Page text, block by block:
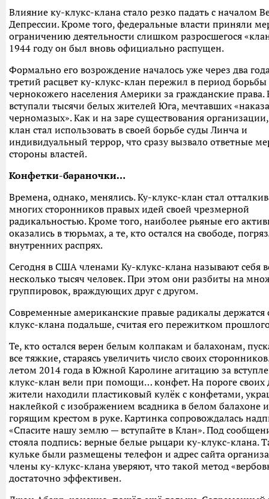
Влияние ку-клукс-клана стало резко падать с началом
Депрессии. Кроме того, федеральные власти приняли
ограничению деятельности слишком разросшегося
1944 году он был вновь официально распущен.
Формально его возрождение началось уже через два
третий расцвет ку-клукс-клан пережил в период борьбы
чернокожего населения Америки за гражданские права.
вступали тысячи белых жителей Юга, мечтавших
черномазых». Как и на заре существования
клан стал использовать в своей борьбе суды Линча и
индивидуальный террор, что сразу вызвало ответные
стороны властей.
Конфетки-бараночки…
Времена, однако, менялись. Ку-клукс-клан стал
многих сторонников правых идей своей чрезмерной
радикальностью. Кроме того, наиболее рьяные его
оказались в тюрьмах, а те, кто остался на свободе,
внутренних распрях.
Сегодня в США членами Ку-клукс-клана называют себя
несколько тысяч человек. При этом они разбиты на
группировок, враждующих друг с другом.
Современные американские правые радикалы держатся
клукс-клана подальше, считая его пережитком
Те, кто остался верен белым колпакам и балахонам,
все тяжкие, стараясь увеличить число своих
летом 2014 года в Южной Каролине агитацию за
клукс-клан вели при помощи… конфет. На пороге своих
жители находили пластиковый кулёк с конфетами,
наклейкой с изображением всадника в белом балахоне
горящим крестом в руке. Картинка сопровождалась
«Спасите нашу землю — вступайте в Клан». Под
стояла подпись: верные белые рыцари ку-клукс-клана.
кульке были размещены телефон и адрес сайта
члены ку-клукс-клана уверяют, что такой метод
достаточно эффективен.